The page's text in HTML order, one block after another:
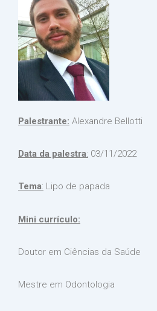
Palestrante: Alexandre Bellotti
Data da palestra: 03/11/2022
Tema: Lipo de papada
Mini currículo:
Doutor em Ciências da Saúde
Mestre em Odontologia